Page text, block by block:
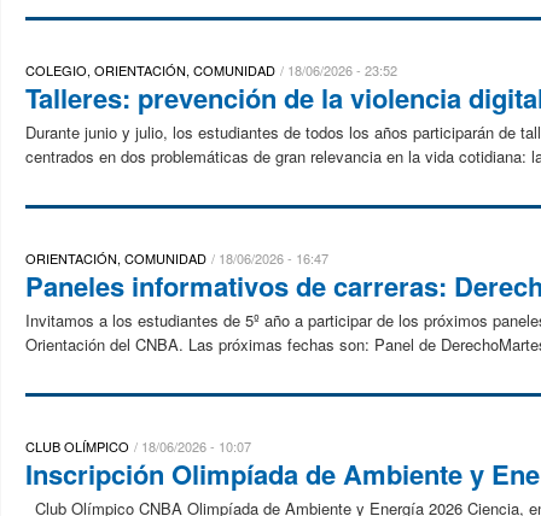
COLEGIO, ORIENTACIÓN, COMUNIDAD 18/06/2026 - 23:52
Talleres: prevención de la violencia
Durante junio y julio, los estudiantes de todos los años participarán de
centrados en dos problemáticas de gran relevancia en la vida cotidiana:
ORIENTACIÓN, COMUNIDAD 18/06/2026 - 16:47
Paneles informativos de carreras:
Invitamos a los estudiantes de 5º año a participar de los próximos
Orientación del CNBA. Las próximas fechas son: Panel de
CLUB OLÍMPICO 18/06/2026 - 10:07
Inscripción Olimpíada de Ambiente y
Club Olímpico CNBA Olimpíada de Ambiente y Energía 2026